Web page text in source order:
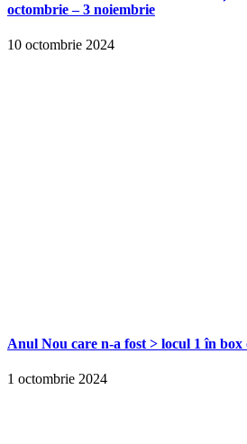
octombrie – 3 noiembrie
10 octombrie 2024
Anul Nou care n-a fost > locul 1 în box
1 octombrie 2024